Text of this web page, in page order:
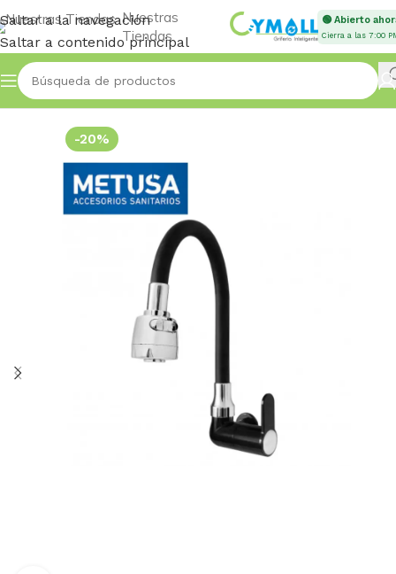
Saltar a la navegación
Saltar a contenido principal
Nuestras
Tiendas
🟢 Abierto
Cierra a las 7:00
Inicio Accessories
-20%